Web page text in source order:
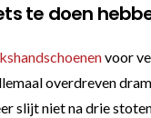
te doen
voor
overdreven
slijt niet na drie